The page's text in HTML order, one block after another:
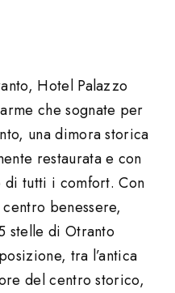
Hotel Palazzo
che sognate per
una dimora storica
restaurata e con
di tutti i comfort. Con
benessere,
stelle di Otranto
tra l’antica
del centro storico,